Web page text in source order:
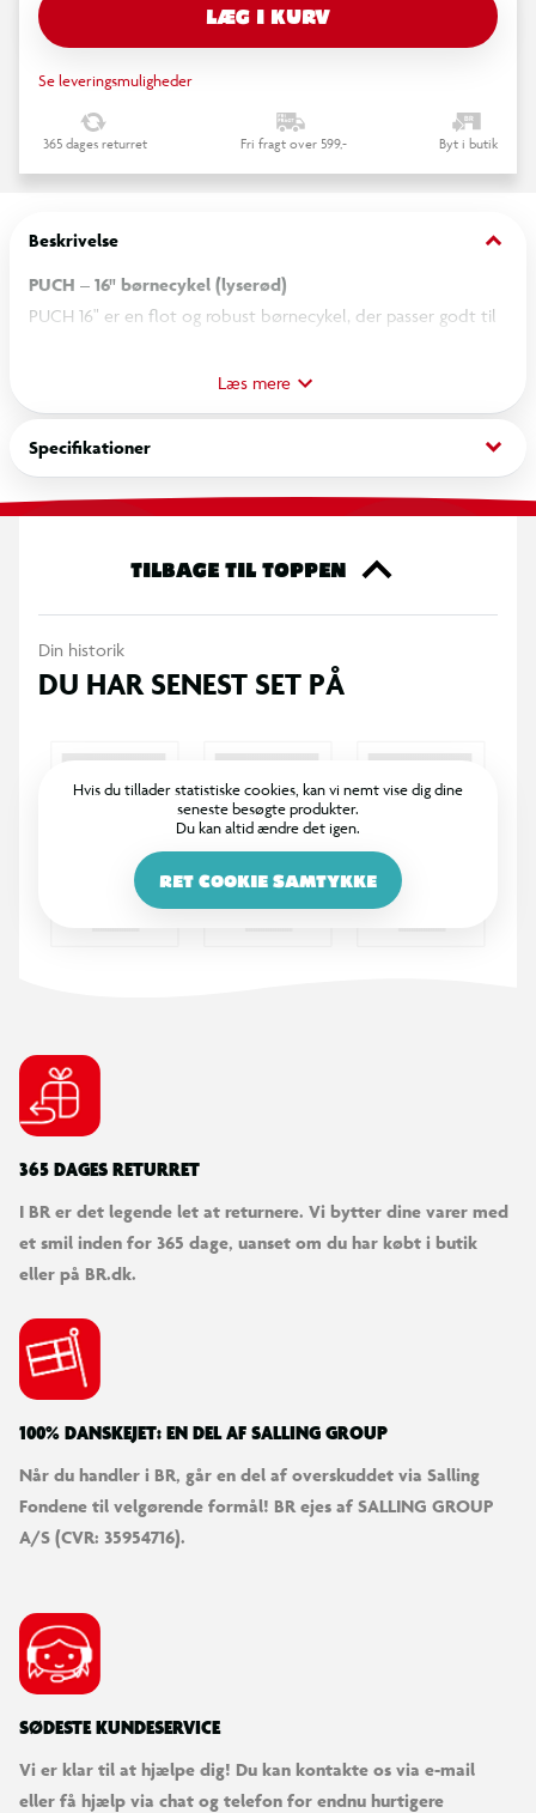
LÆG I KURV
Se leveringsmuligheder
365 dages returret Fri fragt over 599,- Byt i butik
Beskrivelse keyboard_arrow_down
PUCH – 16" børnecykel (lyserød)
PUCH 16" er en flot og robust børnecykel, der passer godt til
solide stålstel giver stabilitet og holdbarhed, mens den
lyserøde farve giver cyklen et legende og klassisk udtryk.
De 16” hjul sikrer god balance og kontrol under kørslen.
Kombinationen af V-bremse foran og fodbremse bagpå giver
med at lære at cykle i eget tempo. Cyklen leveres med
Specifikationer
Stelstørrelse: 25 cm
Hjulstørrelse: 16”
Bremser: V-bremse foran / fodbremse bagpå
Dæk: 16" x 2.125
Forgaffel: Stål
Service
Cykelmakker er vores partner når din cykel kræver service, for
alle cykler solgt hos Salling Group. Når du har købt en cykel
på deres hjemmeside eller via deres app. Her kan du gemme
din kvittering, billede af cyklen samt stelnummer. Med app'en
kan du også modtage notifikationer bl.a. omkring vedligehold
App Store og Google Play.
Vær opmærksom på
Stelnummeret er placeret under kranken og starter med WBL.
Det anbefales at registrere nummeret for at kunne identificere
cyklen ved tyveri.
Den leveres delvist samlet. For flere modeller kan
cykelsamling tilkøbes, så cyklen kan bruges ved modtagelse.
Læs mere
Specifikationer keyboard_arrow_down
TILBAGE TIL TOPPEN
Din historik
DU HAR SENEST SET PÅ
Hvis du tillader statistiske cookies, kan vi nemt vise dig dine
seneste besøgte produkter.
Du kan altid ændre det igen.
RET COOKIE SAMTYKKE
365 DAGES RETURRET
I BR er det legende let at returnere. Vi bytter dine varer med
et smil inden for 365 dage, uanset om du har købt i butik
eller på BR.dk.
100% DANSKEJET: EN DEL AF SALLING GROUP
Når du handler i BR, går en del af overskuddet via Salling
Fondene til velgørende formål! BR ejes af SALLING GROUP
A/S (CVR: 35954716).
SØDESTE KUNDESERVICE
Vi er klar til at hjælpe dig! Du kan kontakte os via e-mail
eller få hjælp via chat og telefon for endnu hurtigere